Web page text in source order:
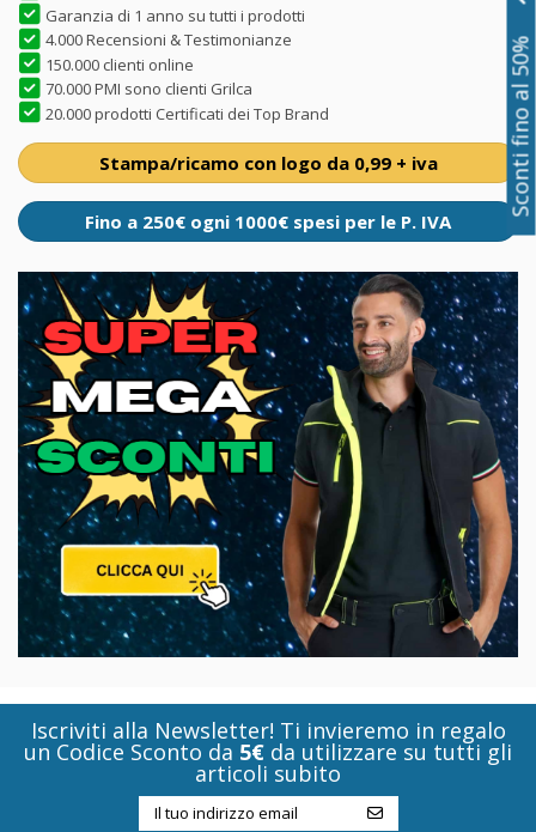
Garanzia di 1 anno su tutti i prodotti
4.000 Recensioni & Testimonianze
150.000 clienti online
70.000 PMI sono clienti Grilca
20.000 prodotti Certificati dei Top Brand
Stampa/ricamo con logo da 0,99 + iva
Fino a 250€ ogni 1000€ spesi per le P. IVA
Iscriviti alla Newsletter! Ti invieremo in regalo
un Codice Sconto da 5€ da utilizzare su tutti gli
articoli subito
Sconti fino al 50%